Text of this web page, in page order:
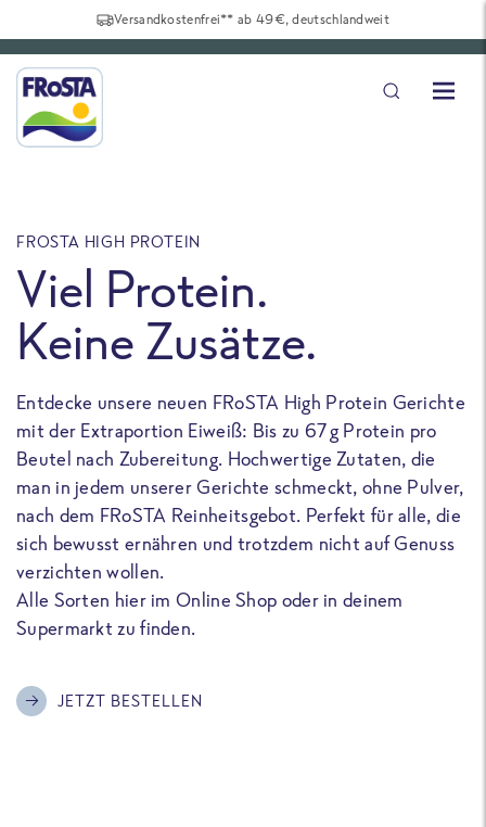
Versandkostenfrei** ab 49€, deutschlandweit
FROSTA HIGH PROTEIN
Viel Protein.
Keine Zusätze.
Entdecke unsere neuen FRoSTA High Protein Gerichte
mit der Extraportion Eiweiß: Bis zu 67 g Protein pro
Beutel nach Zubereitung. Hochwertige Zutaten, die
man in jedem unserer Gerichte schmeckt, ohne Pulver,
nach dem FRoSTA Reinheitsgebot. Perfekt für alle, die
sich bewusst ernähren und trotzdem nicht auf Genuss
verzichten wollen.
Alle Sorten hier im Online Shop oder in deinem
Supermarkt zu finden.
JETZT BESTELLEN